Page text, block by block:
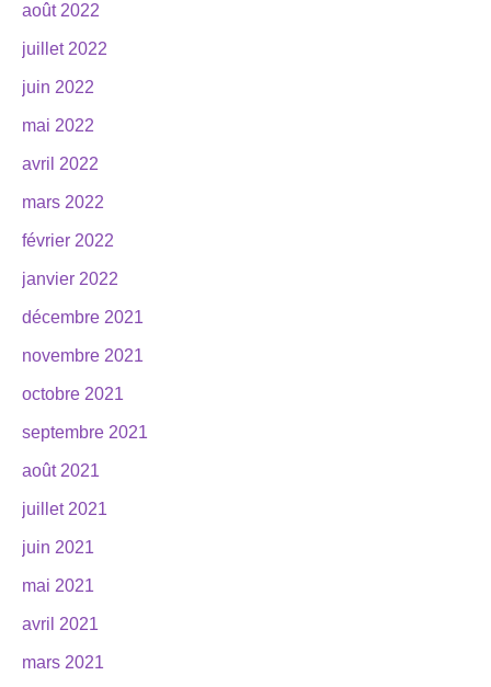
août 2022
juillet 2022
juin 2022
mai 2022
avril 2022
mars 2022
février 2022
janvier 2022
décembre 2021
novembre 2021
octobre 2021
septembre 2021
août 2021
juillet 2021
juin 2021
mai 2021
avril 2021
mars 2021